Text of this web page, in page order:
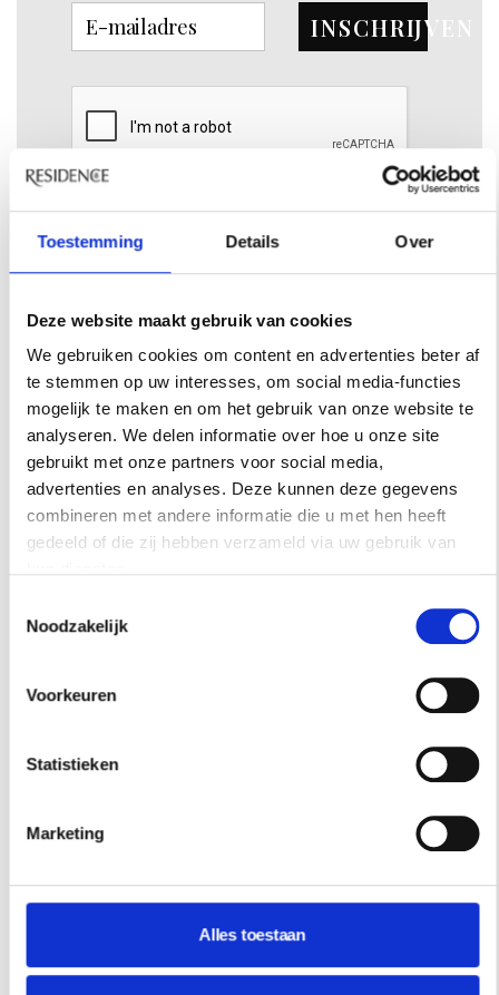
Toestemming Details Over
Deze website maakt gebruik van cookies
We gebruiken cookies om content en advertenties beter af
te stemmen op uw interesses, om social media-functies
mogelijk te maken en om het gebruik van onze website te
analyseren. We delen informatie over hoe u onze site
gebruikt met onze partners voor social media,
advertenties en analyses. Deze kunnen deze gegevens
combineren met andere informatie die u met hen heeft
gedeeld of die zij hebben verzameld via uw gebruik van
Noodzakelijk
Voorkeuren
Statistieken
Marketing
Alles toestaan
INSCHRIJVEN
INSPIRATIE
48 UUR IN SINGAPORE? DIT ZIJN DE
FAVORIETEN VAN ARCHITECT SABRINA